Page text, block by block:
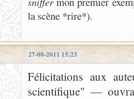
la scène *rire*).
27-08-2011 15:23
Félicitations aux
scientifique" —